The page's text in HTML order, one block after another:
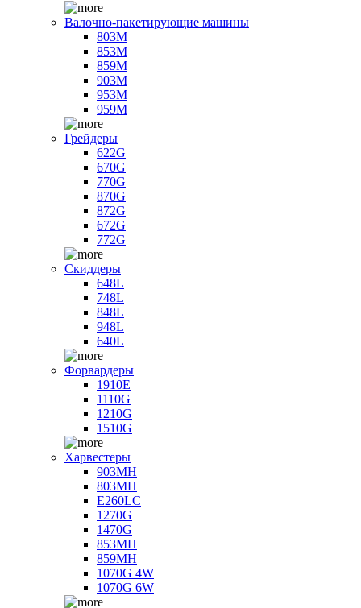
Валочно-пакетирующие машины
803M
853M
859M
903M
953M
959M
Грейдеры
622G
670G
770G
870G
872G
672G
772G
Скиддеры
648L
748L
848L
948L
640L
Форвардеры
1910E
1110G
1210G
1510G
Харвестеры
903MH
803MH
E260LC
1270G
1470G
853MH
859MH
1070G 4W
1070G 6W